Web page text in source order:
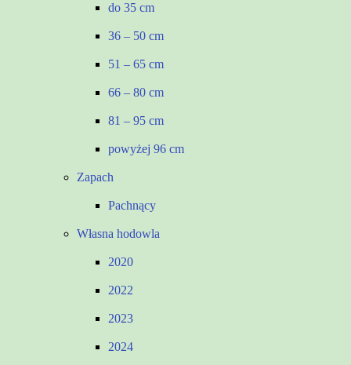
do 35 cm
36 – 50 cm
51 – 65 cm
66 – 80 cm
81 – 95 cm
powyżej 96 cm
Zapach
Pachnący
Własna hodowla
2020
2022
2023
2024